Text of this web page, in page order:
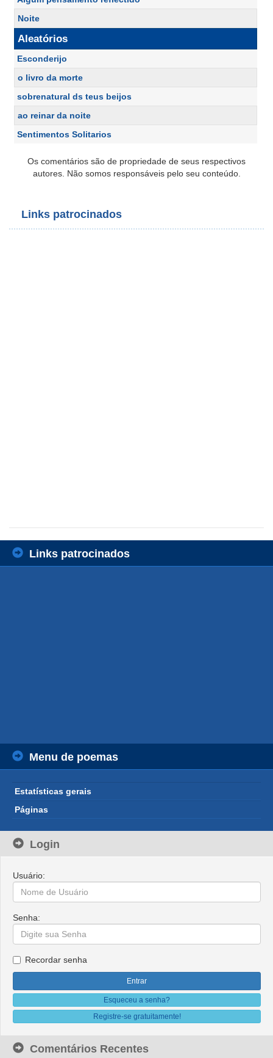
Noite
Aleatórios
Esconderijo
o livro da morte
sobrenatural ds teus beijos
ao reinar da noite
Sentimentos Solitarios
Os comentários são de propriedade de seus respectivos
autores. Não somos responsáveis pelo seu conteúdo.
Links patrocinados
Links patrocinados
Menu de poemas
Estatísticas gerais
Páginas
Login
Usuário:
Senha:
Recordar senha
Esqueceu a senha?
Registre-se gratuitamente!
Comentários Recentes